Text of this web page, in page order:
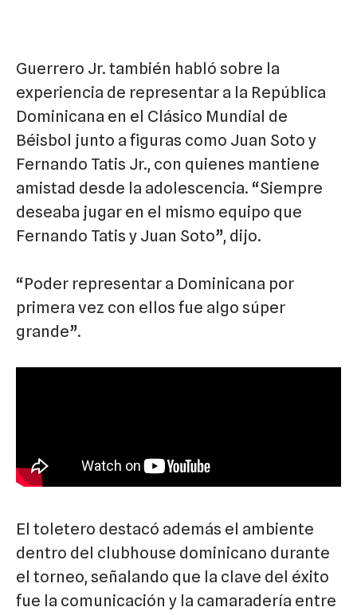
Guerrero Jr. también habló sobre la
experiencia de representar a la República
Dominicana en el Clásico Mundial de
Béisbol junto a figuras como Juan Soto y
Fernando Tatis Jr., con quienes mantiene
amistad desde la adolescencia. “Siempre
deseaba jugar en el mismo equipo que
Fernando Tatis y Juan Soto”, dijo.
“Poder representar a Dominicana por
primera vez con ellos fue algo súper
grande”.
El toletero destacó además el ambiente
dentro del clubhouse dominicano durante
el torneo, señalando que la clave del éxito
fue la comunicación y la camaradería entre